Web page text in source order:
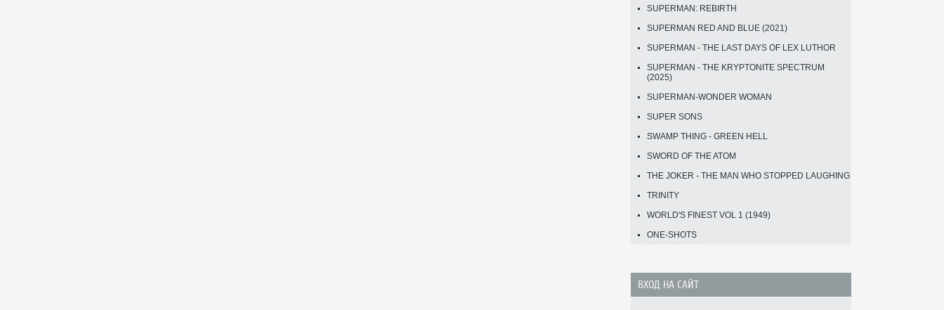
SUPERMAN: REBIRTH
SUPERMAN RED AND BLUE (2021)
SUPERMAN - THE LAST DAYS OF LEX LUTHOR
SUPERMAN - THE KRYPTONITE SPECTRUM
(2025)
SUPERMAN-WONDER WOMAN
SUPER SONS
SWAMP THING - GREEN HELL
SWORD OF THE ATOM
THE JOKER - THE MAN WHO STOPPED LAUGHING
TRINITY
WORLD'S FINEST VOL 1 (1949)
ONE-SHOTS
ВХОД НА САЙТ